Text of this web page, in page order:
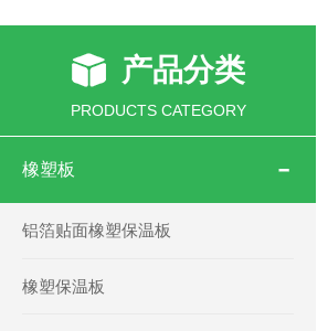
产品分类
PRODUCTS CATEGORY
橡塑板
铝箔贴面橡塑保温板
橡塑保温板